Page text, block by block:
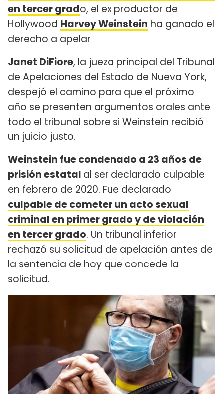
en tercer grado, el ex productor de
Hollywood Harvey Weinstein ha ganado el
derecho a apelar
Janet DiFiore, la jueza principal del Tribunal
de Apelaciones del Estado de Nueva York,
despejó el camino para que el próximo
año se presenten argumentos orales ante
todo el tribunal sobre si Weinstein recibió
un juicio justo.
Weinstein fue condenado a 23 años de
prisión estatal al ser declarado culpable
en febrero de 2020. Fue declarado
culpable de cometer un acto sexual
criminal en primer grado y de violación
en tercer grado. Un tribunal inferior
rechazó su solicitud de apelación antes de
la sentencia de hoy que concede la
solicitud.